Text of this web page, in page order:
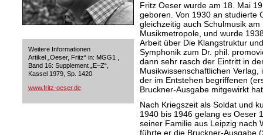
Weitere Informationen
Artikel „Oeser, Fritz“ in: MGG1 ,
Band 16: Supplement „E–Z“,
Kassel 1979, Sp. 1420
www.fritz-oeser.de
Fritz Oeser wurde am 18. Mai
geboren. Von 1930 an studierte
gleichzeitig auch Schulmusik
Musikmetropole, und wurde
Arbeit über Die Klangstruktur
Symphonik zum Dr. phil.
dann sehr rasch der Eintritt in
Musikwissenschaftlichen
der im Entstehen begriffenen
Bruckner-Ausgabe mitgewirkt
Nach Kriegszeit als Soldat und
1940 bis 1946 gelang es Oeser
seiner Familie aus Leipzig nach
führte er die Bruckner-Ausgabe